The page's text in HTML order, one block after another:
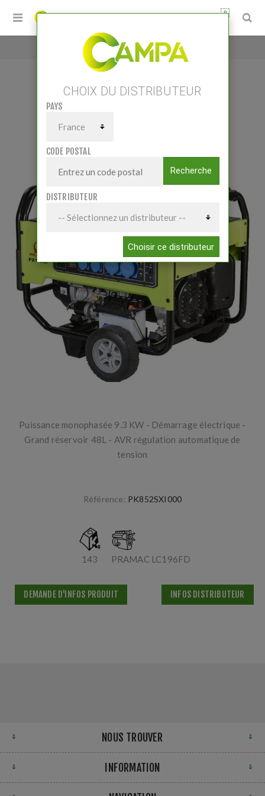
0
GROUPE ELECTROGENE PX10000
GROUPE ELECTROGENE PX10000
Puissance monophasée 9.3 KW - Démarrage électrique -
Grand réservoir 48L - AVR régulation automatique de
tension
Référence: PK852SXI000
143 PRAMAC LC196FD
DEMANDE D'INFOS PRODUIT INFOS DISTRIBUTEUR
NOUS TROUVER
INFORMATION
CHOIX DU DISTRIBUTEUR
PAYS
CODE POSTAL
Recherche
DISTRIBUTEUR
Choisir ce distributeur